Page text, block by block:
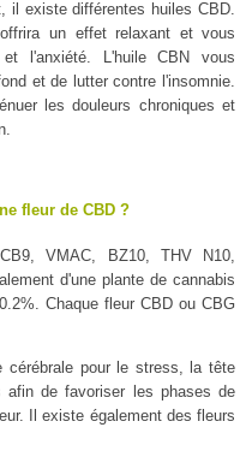
il existe différentes huiles CBD.
un effet relaxant et vous
l'anxiété. L'huile CBN vous
et de lutter contre l'insomnie.
les douleurs chroniques et
fleur de CBD ?
VMAC, BZ10, THV N10,
d'une plante de cannabis
Chaque fleur CBD ou CBG
cérébrale pour le stress, la tête
de favoriser les phases de
Il existe également des fleurs